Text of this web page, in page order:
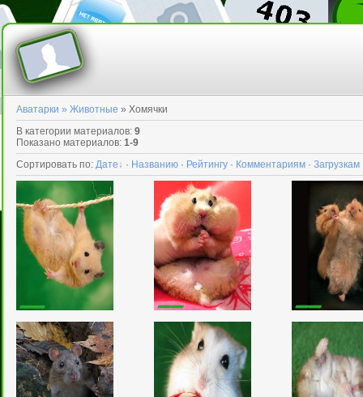
Аватарки » Животные » Хомячки
В категории материалов: 9
Показано материалов: 1-9
Сортировать по: Дате · Названию · Рейтингу · Комментариям · Загрузкам